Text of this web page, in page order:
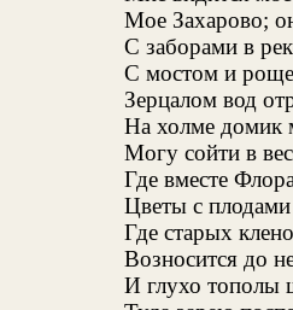
Мое Захарово;
С заборами в
С мостом и
Зерцалом вод
На холме домик
Могу сойти в
Где вместе
Цветы с
Где старых
Возносится до
И глухо